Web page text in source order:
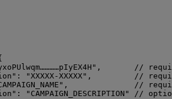
//
"XXXXX-XXXXX",         //
//
"CAMPAIGN_DESCRIPTION" //